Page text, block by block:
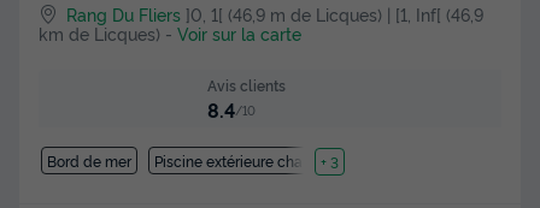
Rang Du Fliers ]0, 1[ (46,9 m de Licques) | [1, Inf[ (46,9
km de Licques) - Voir sur la carte
Avis clients
8.4/10
Bord de mer Piscine extérieure chauffée
+ 3